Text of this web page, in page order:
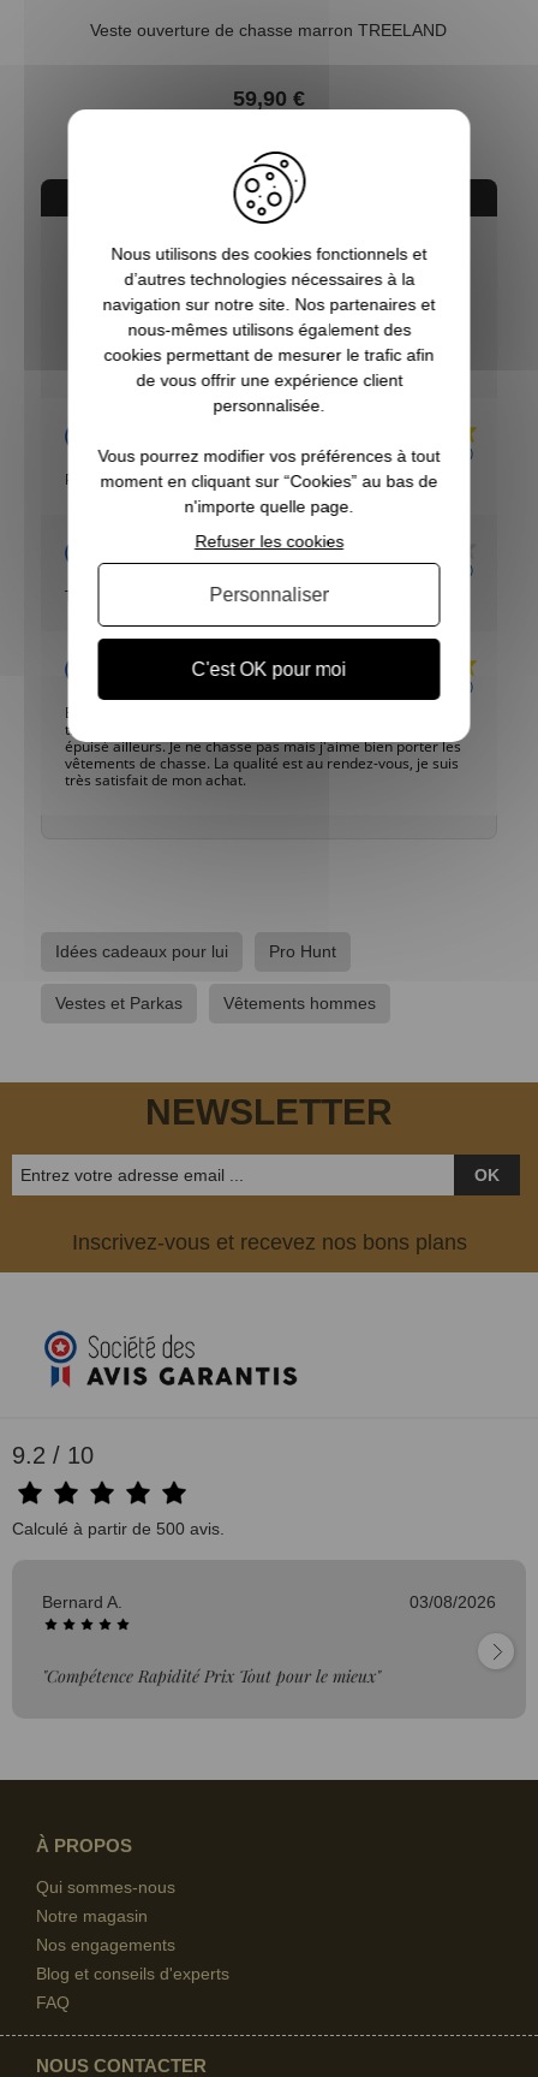
Veste ouverture de chasse marron TREELAND
59,90 €
AVIS CONCERNANT LE PRODUIT
VOIR L'ATTESTATION
8.7/10
Publié le 02/01/2025 à 09:31(Date de commande : 22/12/2024)
Produit de qualité et conforme à la description
Publié le 24/10/2024 à 17:06(Date de commande : 18/10/2024)
Taille un peu petite pour du 4xl
Acheteur Vérifié
(Date de commande : 24/07/2023)
Belle veste Verney Carron fox evo, très heureux de l'avoir
trouvée avec ma taille sur votre site, car souvent en stock
épuisé ailleurs. Je ne chasse pas mais j'aime bien porter les
vêtements de chasse. La qualité est au rendez-vous, je suis
très satisfait de mon achat.
Idées cadeaux pour lui Pro Hunt
Vestes et Parkas Vêtements hommes
NEWSLETTER
OK
Inscrivez-vous et recevez nos bons plans
9.2 / 10
Calculé à partir de 500 avis.
Bernard A. 03/08/2026
"Compétence Rapidité Prix Tout pour le mieux"
À PROPOS
Qui sommes-nous
Notre magasin
Nos engagements
Blog et conseils d'experts
FAQ
NOUS CONTACTER
Nous utilisons des cookies fonctionnels et
d’autres technologies nécessaires à la
navigation sur notre site. Nos partenaires et
nous-mêmes utilisons également des
cookies permettant de mesurer le trafic afin
de vous offrir une expérience client
personnalisée.
Vous pourrez modifier vos préférences à tout
moment en cliquant sur “Cookies” au bas de
n'importe quelle page.
C'est OK pour moi
Refuser les cookies
Personnaliser